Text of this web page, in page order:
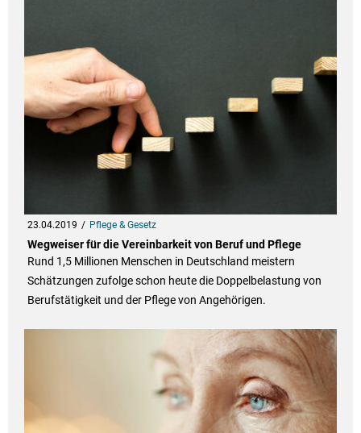
23.04.2019 Pflege & Gesetz
Wegweiser für die Vereinbarkeit von Beruf und Pflege
Rund 1,5 Millionen Menschen in Deutschland meistern
Schätzungen zufolge schon heute die Doppelbelastung von
Berufstätigkeit und der Pflege von Angehörigen.